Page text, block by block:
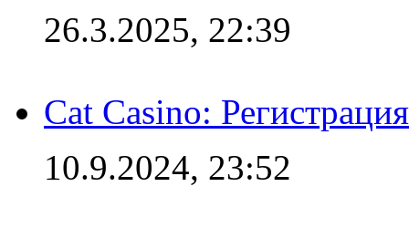
26.3.2025, 22:39
Cat Casino:
10.9.2024, 23:52